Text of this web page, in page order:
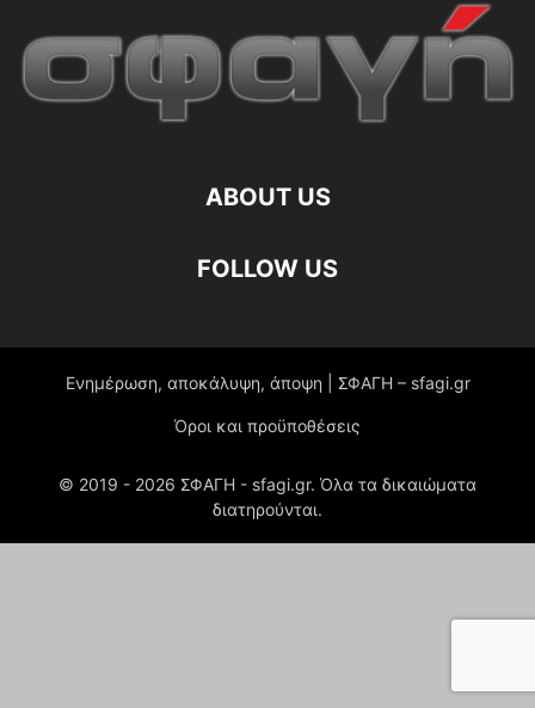
ABOUT US
FOLLOW US
Ενημέρωση, αποκάλυψη, άποψη | ΣΦΑΓΗ – sfagi.gr
Όροι και προϋποθέσεις
© 2019 - 2026 ΣΦΑΓΗ - sfagi.gr. Όλα τα δικαιώματα
διατηρούνται.